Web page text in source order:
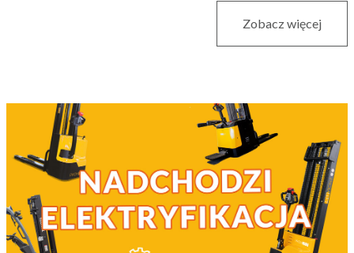
Zobacz więcej